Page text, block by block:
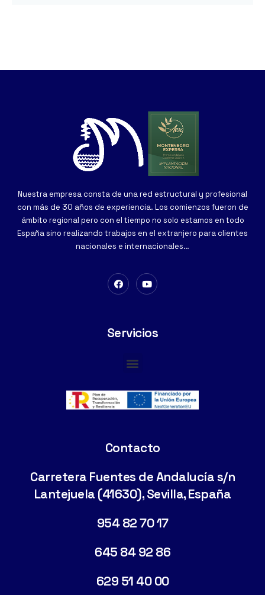
Nuestra empresa consta de una red estructural y profesional
con más de 30 años de experiencia. Los comienzos fueron de
ámbito regional pero con el tiempo no solo estamos en todo
España sino realizando trabajos en el extranjero para clientes
nacionales e internacionales…
Servicios
Contacto
Carretera Fuentes de Andalucía s/n
Lantejuela (41630), Sevilla, España
954 82 70 17
645 84 92 86
629 51 40 00